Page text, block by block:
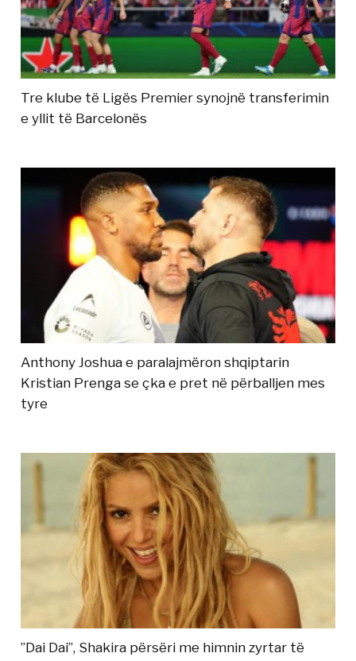
Tre klube të Ligës Premier synojnë transferimin
e yllit të Barcelonës
Anthony Joshua e paralajmëron shqiptarin
Kristian Prenga se çka e pret në përballjen mes
tyre
”Dai Dai”, Shakira përsëri me himnin zyrtar të